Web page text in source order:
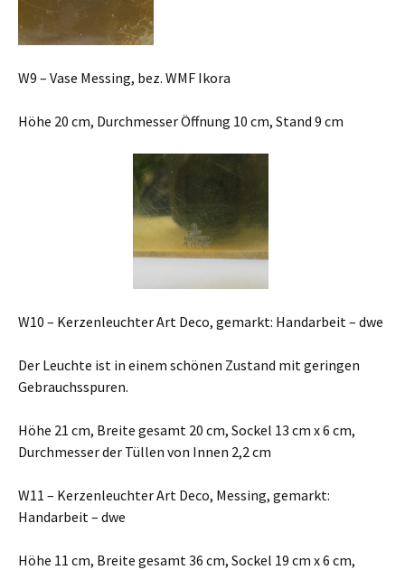
W9 – Vase Messing, bez. WMF Ikora
Höhe 20 cm, Durchmesser Öffnung 10 cm, Stand 9 cm
W10 – Kerzenleuchter Art Deco, gemarkt: Handarbeit – dwe
Der Leuchte ist in einem schönen Zustand mit geringen
Gebrauchsspuren.
Höhe 21 cm, Breite gesamt 20 cm, Sockel 13 cm x 6 cm,
Durchmesser der Tüllen von Innen 2,2 cm
W11 – Kerzenleuchter Art Deco, Messing, gemarkt:
Handarbeit – dwe
Höhe 11 cm, Breite gesamt 36 cm, Sockel 19 cm x 6 cm,